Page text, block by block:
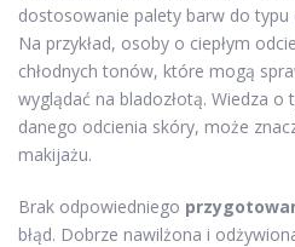
dostosowanie palety barw do
Na przykład, osoby o ciepłym
chłodnych tonów, które mogą
wyglądać na bladozłotą. Wiedza
danego odcienia skóry, może
makijażu.
Brak odpowiedniego
błąd. Dobrze nawilżona i